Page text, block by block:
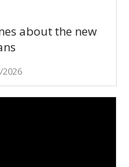
about the new